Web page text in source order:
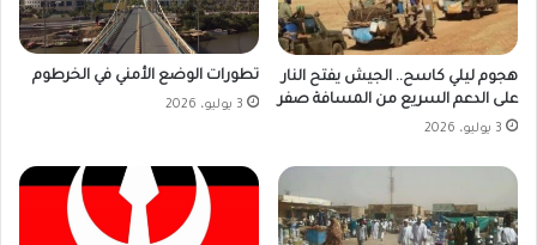
هجوم ليلي كاسح.. الجيش يفتح النار
على الدعم السريع من المسافة صفر
3 يوليو، 2026
تطورات الوضع الأمني في الخرطوم
3 يوليو، 2026